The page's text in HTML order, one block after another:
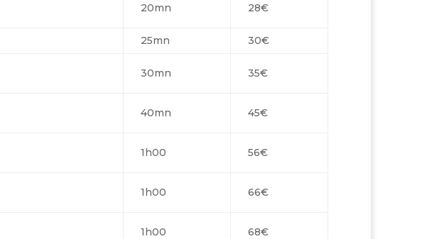
20mn 28€
25mn 30€
30mn 35€
40mn 45€
1h00 56€
1h00 66€
1h00 68€